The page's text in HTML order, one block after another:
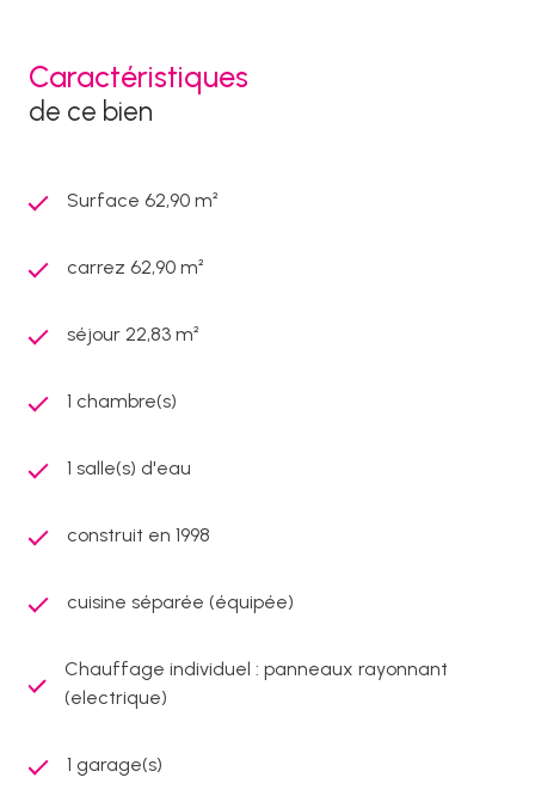
Caractéristiques
de ce bien
Surface 62,90 m²
carrez 62,90 m²
séjour 22,83 m²
1 chambre(s)
1 salle(s) d'eau
construit en 1998
cuisine séparée (équipée)
Chauffage individuel : panneaux rayonnant
(electrique)
1 garage(s)